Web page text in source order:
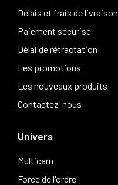
Délais et frais de livraison
Paiement sécurisé
Délai de rétractation
Les promotions
Les nouveaux produits
Contactez-nous
Univers
Multicam
Force de l'ordre